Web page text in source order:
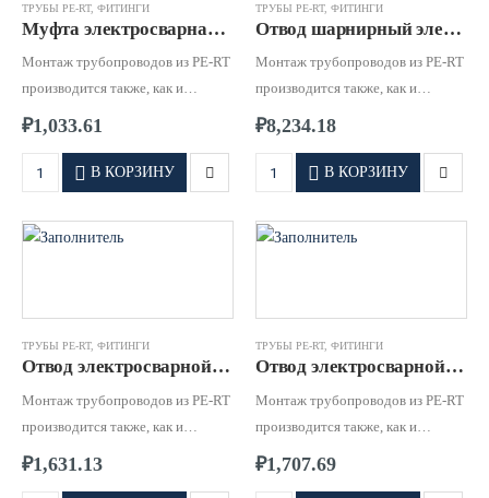
ТРУБЫ PE-RT, ФИТИНГИ
Муфта электросварная от d.25 – 225 SDR 6 – 7,4 PE-RT
Монтаж трубопроводов из PE-RT
производится также, как и
соединение обычных
полиэтиленовых труб – методом
фланцевого соединения, сварки
встык либо при помощи литых
или электросварных фитингов.
₽1,033.61
В КОРЗИНУ
ТРУБЫ PE-RT, ФИТИНГИ
Отвод шарнирный электросварной от d.90 – 200 SDR 6 – 11 PE-RT
Монтаж трубопроводов из PE-RT
производится также, как и
соединение обычных
полиэтиленовых труб – методом
фланцевого соединения, сварки
встык либо при помощи литых
или электросварных фитингов.
₽8,234.18
В КОРЗИНУ
ТРУБЫ PE-RT, ФИТИНГИ
Отвод электросварной 45* от d.40 – 160 SDR 6 – 11 PE-RT
Монтаж трубопроводов из PE-RT
производится также, как и
соединение обычных
полиэтиленовых труб – методом
₽1,631.13
ТРУБЫ PE-RT, ФИТИНГИ
Отвод электросварной от d.25 – 200 SDR 6 – 11 PE-RT
Монтаж трубопроводов из PE-RT
производится также, как и
соединение обычных
полиэтиленовых труб – методом
₽1,707.69